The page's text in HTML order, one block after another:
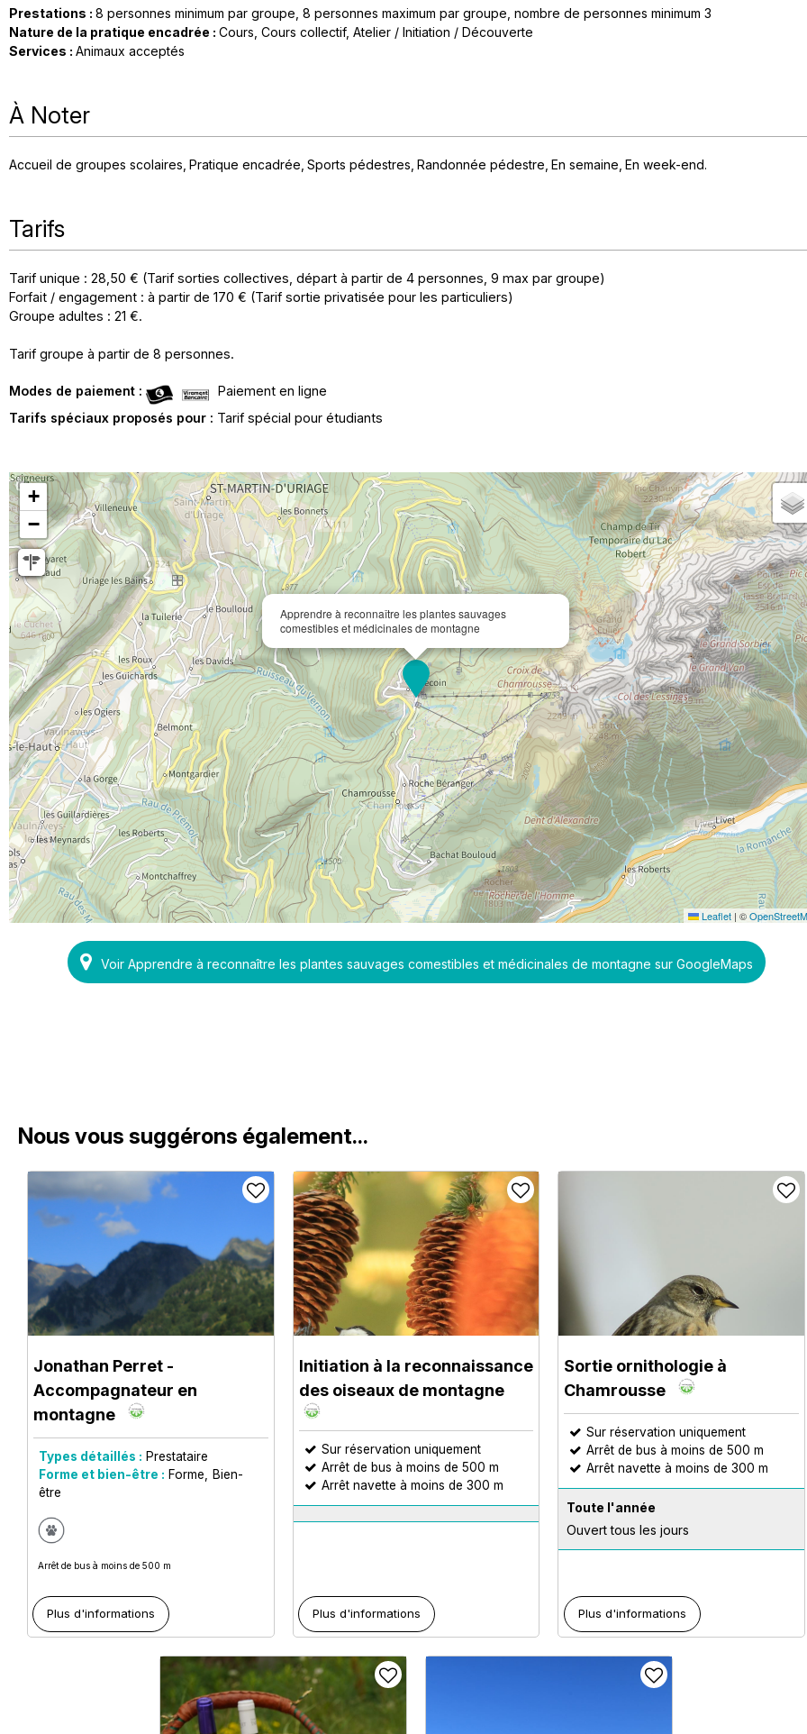
Prestations : 8 personnes minimum par groupe 8 personnes maximum par groupe nombre de personnes minimum 3
Nature de la pratique encadrée : Cours Cours collectif Atelier / Initiation / Découverte
Services : Animaux acceptés
À Noter
Accueil de groupes scolaires Pratique encadrée Sports pédestres Randonnée pédestre En semaine En week-end
Tarifs
Tarif unique : 28,50 € (Tarif sorties collectives, départ à partir de 4 personnes, 9 max par groupe)
Forfait / engagement : à partir de 170 € (Tarif sortie privatisée pour les particuliers)
Groupe adultes : 21 €.
Tarif groupe à partir de 8 personnes.
Modes de paiement :
Paiement en ligne
Tarifs spéciaux proposés pour : Tarif spécial pour étudiants
Apprendre à reconnaître les plantes sauvages
comestibles et médicinales de montagne
+
−
Leaflet | ©
Voir Apprendre à reconnaître les plantes sauvages comestibles et médicinales de montagne sur GoogleMaps
Nous vous suggérons également...
Jonathan Perret -
Accompagnateur en
montagne
Types détaillés : Prestataire
Forme et bien-être : Forme
Bien-
être
Arrêt de bus à moins de 500 m
Plus d'informations
Initiation à la reconnaissance
des oiseaux de montagne
Sur réservation uniquement
Arrêt de bus à moins de 500 m
Arrêt navette à moins de 300 m
Plus d'informations
Sortie ornithologie à
Chamrousse
Sur réservation uniquement
Arrêt de bus à moins de 500 m
Arrêt navette à moins de 300 m
Toute l'année
Ouvert tous les jours
Plus d'informations